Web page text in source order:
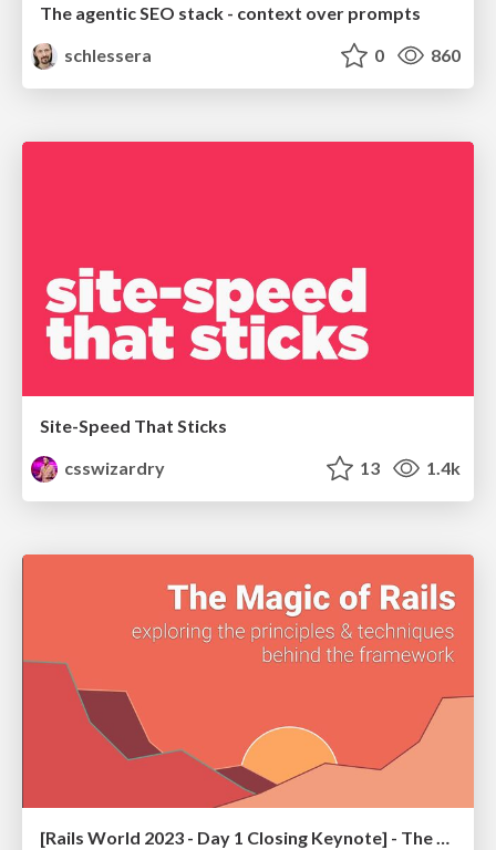
The agentic SEO stack - context over prompts
schlessera
0 860
Site-Speed That Sticks
csswizardry
13 1.4k
[Rails World 2023 - Day 1 Closing Keynote] - The Magic of Rails